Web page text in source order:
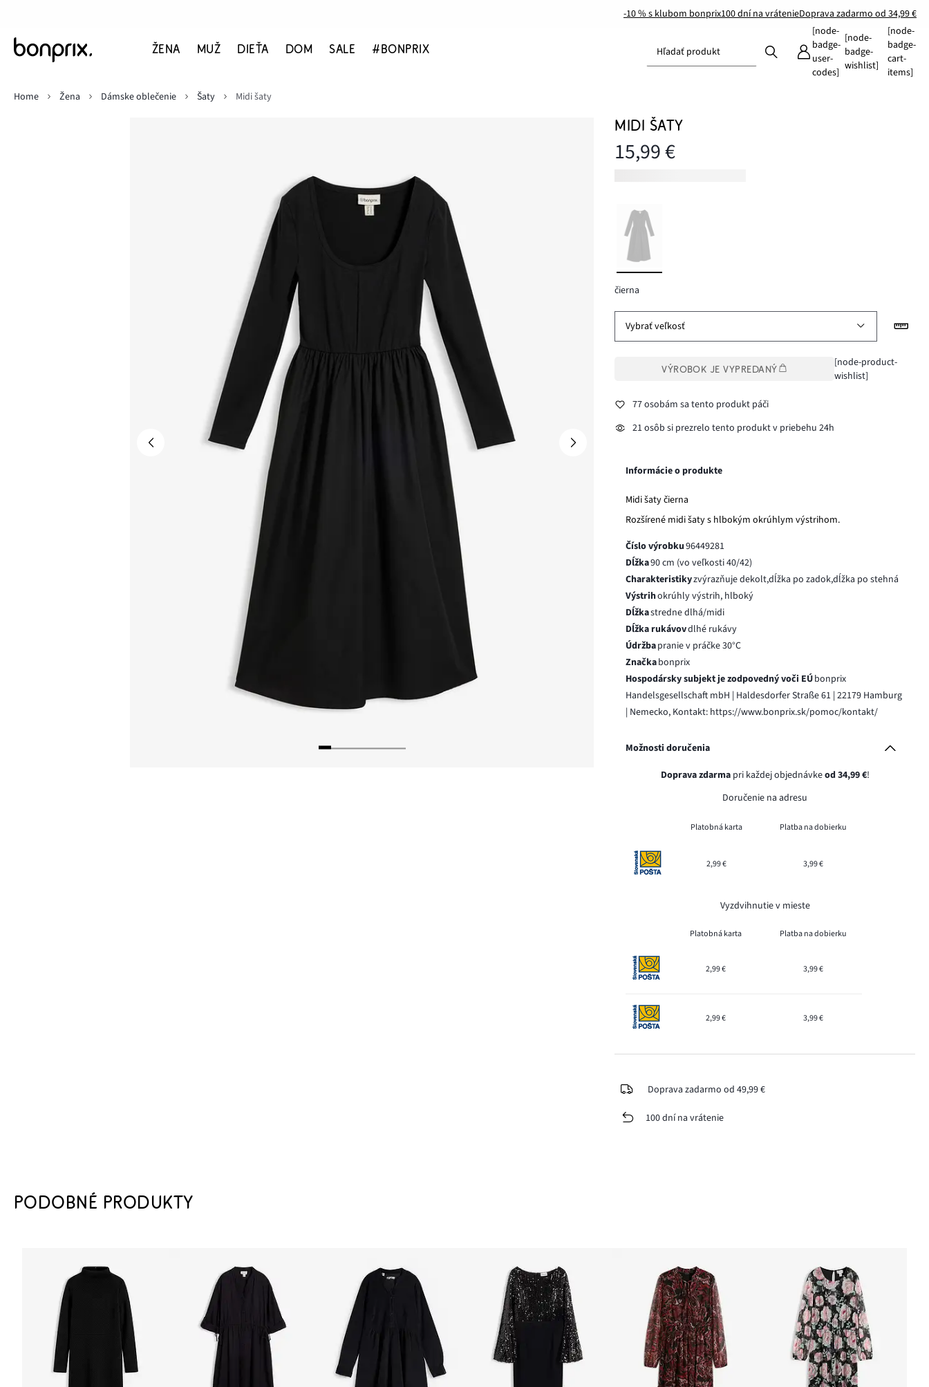
-10 % s klubom bonprix100 dní na vrátenieDoprava zadarmo od 34,99 €
ŽENA MUŽ DIEŤA DOM SALE #BONPRIX Hľadať produkt
[node-
badge-
user-
codes]
[node-
badge-
wishlist]
[node-
badge-
cart-
items]
Home
Žena Dámske oblečenie Šaty Midi šaty
MIDI ŠATY
15,99 €
čierna
Vybrať veľkosť
VÝROBOK JE VYPREDANÝ
[node-product-
wishlist]
77 osobám sa tento produkt páči
21 osôb si prezrelo tento produkt v priebehu 24h
Informácie o produkte
Midi šaty čierna
Rozšírené midi šaty s hlbokým okrúhlym výstrihom.
Číslo výrobku96449281
Dĺžka90 cm (vo veľkosti 40/42)
Charakteristikyzvýrazňuje dekolt,dĺžka po zadok,dĺžka po stehná
Výstrihokrúhly výstrih, hlboký
Dĺžkastredne dlhá/midi
Dĺžka rukávovdlhé rukávy
Údržbapranie v práčke 30°C
Značkabonprix
Hospodársky subjekt je zodpovedný voči EÚbonprix
Handelsgesellschaft mbH | Haldesdorfer Straße 61 | 22179 Hamburg
| Nemecko, Kontakt: https://www.bonprix.sk/pomoc/kontakt/
Možnosti doručenia
Doprava zdarmapri každej objednávkeod 34,99 €!
Doručenie na adresu
Platobná karta Platba na dobierku
2,99 € 3,99 €
Vyzdvihnutie v mieste
Platobná karta Platba na dobierku
2,99 € 3,99 €
2,99 € 3,99 €
Doprava zadarmo od 49,99 €
100 dní na vrátenie
PODOBNÉ PRODUKTY